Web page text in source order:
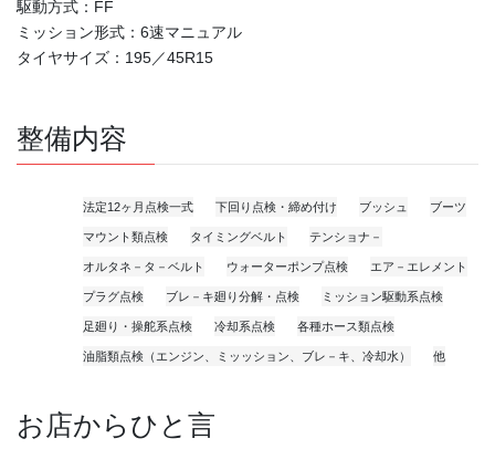
駆動方式：FF
ミッション形式：6速マニュアル
タイヤサイズ：195／45R15
整備内容
法定12ヶ月点検一式 下回り点検・締め付け ブッシュ ブーツ
マウント類点検 タイミングベルト テンショナ－
オルタネ－タ－ベルト ウォーターポンプ点検 エア－エレメント
プラグ点検 ブレ－キ廻り分解・点検 ミッション駆動系点検
足廻り・操舵系点検 冷却系点検 各種ホース類点検
油脂類点検（エンジン、ミッッション、ブレ－キ、冷却水） 他
お店からひと言